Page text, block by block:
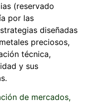
(reservado
por las
diseñadas
preciosos,
técnica,
y sus
de mercados,